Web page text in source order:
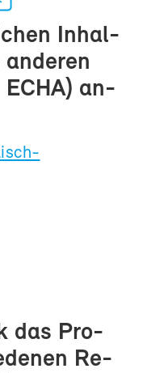
In­hal­
ECHA) an­
das Pro­
Re­